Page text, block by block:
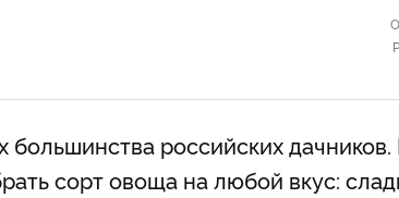
большинства российских
сорт овоща на любой вкус: